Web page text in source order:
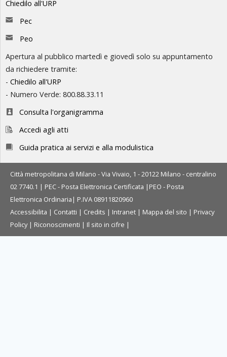
Chiedilo all'URP
Pec
Peo
Apertura al pubblico martedì e giovedì solo su appuntamento
da richiedere tramite:
- Chiedilo all'URP
- Numero Verde: 800.88.33.11
Consulta l'organigramma
Accedi agli atti
Guida pratica ai servizi e alla modulistica
Città metropolitana di Milano - Via Vivaio, 1 - 20122 Milano - centralino
02 7740.1 | PEC - Posta Elettronica Certificata | PEO - Posta
Elettronica Ordinaria | P.IVA 08911820960
Accessibilita | Contatti | Credits | Intranet | Mappa del sito | Privacy
Policy| Riconoscimenti | Il sito in cifre |